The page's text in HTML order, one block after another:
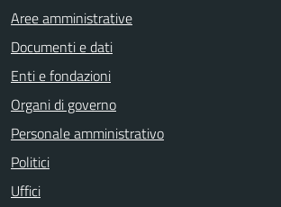
Aree amministrative
Documenti e dati
Enti e fondazioni
Organi di governo
Personale amministrativo
Politici
Uffici